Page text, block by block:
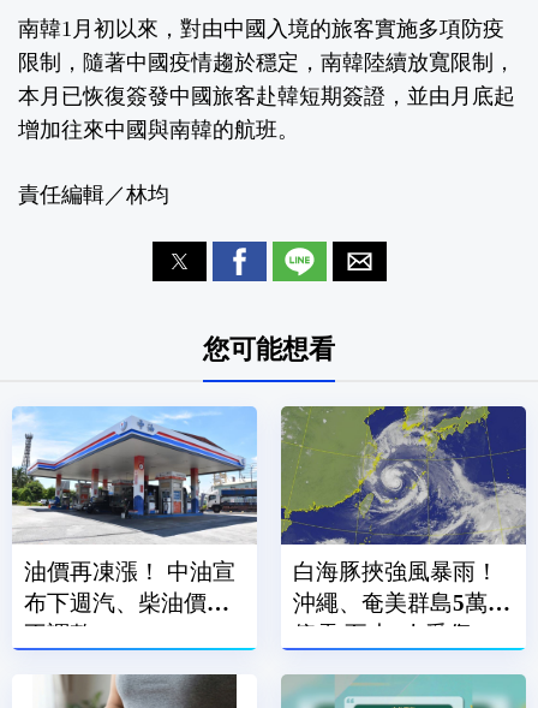
南韓1月初以來，對由中國入境的旅客實施多項防疫
限制，隨著中國疫情趨於穩定，南韓陸續放寬限制，
本月已恢復簽發中國旅客赴韓短期簽證，並由月底起
增加往來中國與南韓的航班。
責任編輯／林均
您可能想看
油價再凍漲！ 中油宣
布下週汽、柴油價格
不調整
白海豚挾強風暴雨！
沖繩、奄美群島5萬戶
停電 至少7人受傷